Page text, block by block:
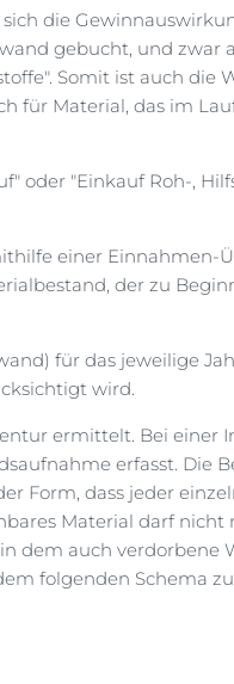
die
gebucht, und zwar
Somit ist auch die
für Material, das im
oder "Einkauf Roh-,
einer Einnahmen-
der zu
für das jeweilige
wird.
ermittelt. Bei einer
erfasst. Die
Form, dass jeder
Material darf
dem auch verdorbene
folgenden Schema